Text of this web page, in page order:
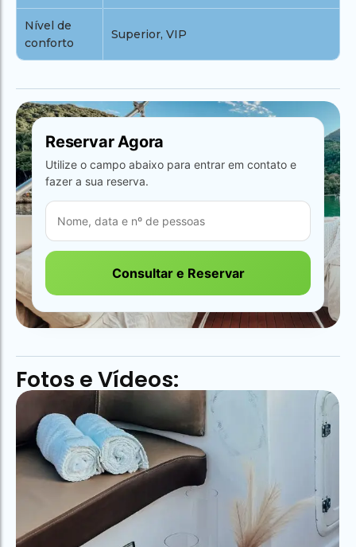
Nível de
conforto
Superior, VIP
Reservar Agora
Utilize o campo abaixo para entrar em contato e
fazer a sua reserva.
Consultar e Reservar
Fotos e Vídeos: